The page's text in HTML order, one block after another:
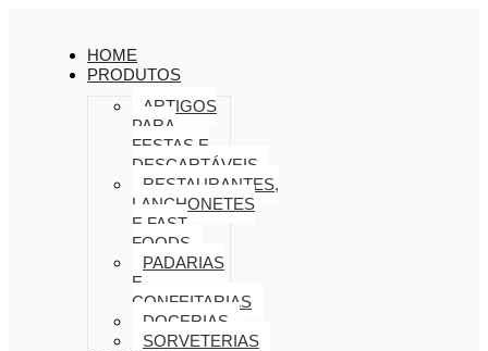
HOME
PRODUTOS
ARTIGOS
PARA
FESTAS E
DESCARTÁVEIS
RESTAURANTES,
LANCHONETES
E FAST
FOODS
PADARIAS
E
CONFEITARIAS
DOCERIAS
SORVETERIAS